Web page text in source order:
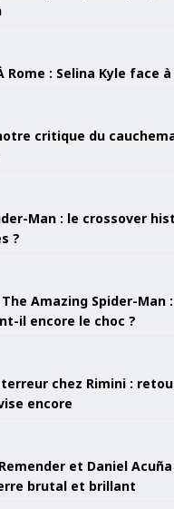
Rome : Selina Kyle face
critique du
Man : le crossover
?
Amazing Spider-Man
il encore le choc ?
chez Rimini :
encore
et Daniel
brutal et brillant